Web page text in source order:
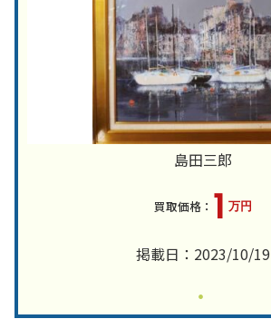
島田三郎
1 万円
掲載日：2023/10/19